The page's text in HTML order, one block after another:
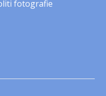
fotografie